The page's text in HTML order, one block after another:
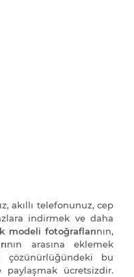
akıllı telefonunuz, cep
indirmek ve daha
modeli fotoğraflarının,
nın arasına eklemek
çözünürlüğündeki bu
paylaşmak ücretsizdir.